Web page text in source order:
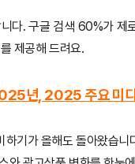
다. 구글 검색 60%가 제
제공해 드려요.
년, 2025 주요 미디
기가 올해도 돌아왔습니